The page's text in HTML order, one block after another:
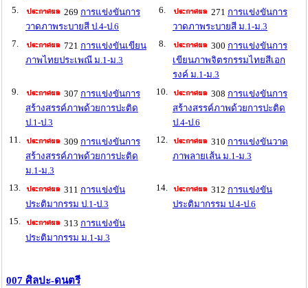
5. 269 การแข่งขันการ
วาดภาพระบายสี ป.4-ป.6
6. 271 การแข่งขันการ
วาดภาพระบายสี ม.1-ม.3
7.
721 การแข่งขันเขียน
ภาพไทยประเพณี ม.1-ม.3
8. 300 การแข่งขันการ
เขียนภาพจิตรกรรมไทยสีเอก
รงค์ ม.1-ม.3
9.
307 การแข่งขันการ
สร้างสรรค์ภาพด้วยการปะติด
ป.1-ป.3
10. 308 การแข่งขันการ
สร้างสรรค์ภาพด้วยการปะติด
ป.4-ป.6
11.
309 การแข่งขันการ
สร้างสรรค์ภาพด้วยการปะติด
ม.1-ม.3
12. 310 การแข่งขันวาด
ภาพลายเส้น ม.1-ม.3
13. 311 การแข่งขัน
ประติมากรรม ป.1-ป.3
14. 312 การแข่งขัน
ประติมากรรม ป.4-ป.6
15.
313 การแข่งขัน
ประติมากรรม ม.1-ม.3
007 ศิลปะ-ดนตรี